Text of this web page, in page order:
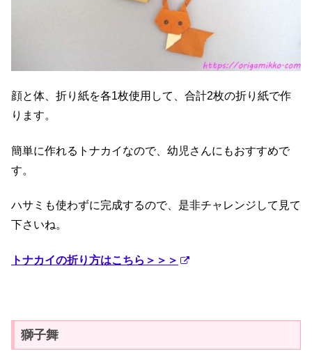
顔と体、折り紙を各1枚使用して、合計2枚の折り紙で作
ります。
簡単に作れるトナカイなので、幼児さんにもおすすめで
す。
ハサミも使わずに完成するので、是非チャレンジして見て
下さいね。
トナカイの折り方はこちら＞＞＞
獅子舞